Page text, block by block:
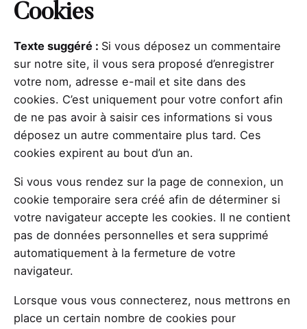
Cookies
Texte suggéré : Si vous déposez un commentaire
sur notre site, il vous sera proposé d’enregistrer
votre nom, adresse e-mail et site dans des
cookies. C’est uniquement pour votre confort afin
de ne pas avoir à saisir ces informations si vous
déposez un autre commentaire plus tard. Ces
cookies expirent au bout d’un an.
Si vous vous rendez sur la page de connexion, un
cookie temporaire sera créé afin de déterminer si
votre navigateur accepte les cookies. Il ne contient
pas de données personnelles et sera supprimé
automatiquement à la fermeture de votre
navigateur.
Lorsque vous vous connecterez, nous mettrons en
place un certain nombre de cookies pour